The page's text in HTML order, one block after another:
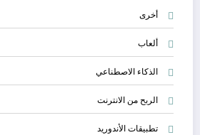
أخرى
ألعاب
الذكاء الاصطناعي
الربح من الانترنت
تطبيقات الأندوريد